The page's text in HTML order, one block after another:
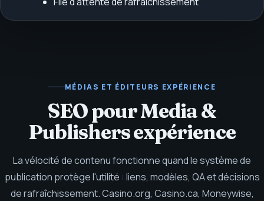
MÉDIAS ET ÉDITEURS EXPÉRIENCE
SEO pour Media &
Publishers expérience
La vélocité de contenu fonctionne quand le système de
publication protège l'utilité : liens, modèles, QA et décisions
de rafraîchissement.Casino.org, Casino.ca, Moneywise,